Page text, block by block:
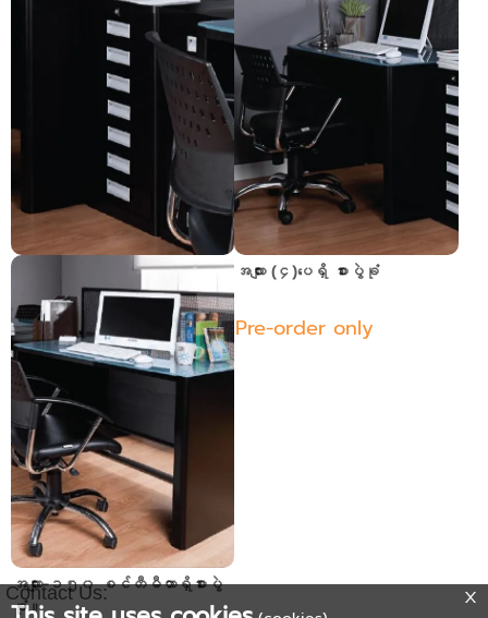
Pre-order only Pre-order only
အံဆွဲ (၇)ခုပါသောဗီဒို
Pre-order only
အလျား (၄)ပေရှိ စားပွဲခုံ
Pre-order only
အလျား-၁၅၀ စင်တီမီတာရှိစားပွဲ
ခုံ။
Contact Us: